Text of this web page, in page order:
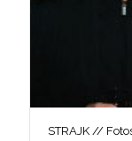
STRAJK //